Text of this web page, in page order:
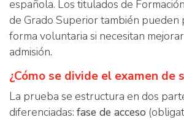
española. Los titulados de
de Grado Superior también pueden
forma voluntaria si necesitan
admisión.
¿Cómo se divide el examen de
La prueba se estructura en dos
diferenciadas: fase de acceso